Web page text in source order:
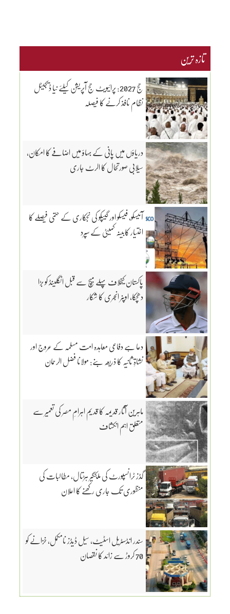
تازہ ترین
حج 2027: پرائیویٹ حج آپریشن کیلئے نیا ڈیجیٹل
نظام نافذ کرنے کا فیصلہ
دریاؤں میں پانی کے بہاؤ میں اضافے کا امکان،
سیلابی صورتحال کا الرٹ جاری
آئیسکو، فیسکو اور گیپکو کی نجکاری کے حتمی فیصلے کا
اختیار کابینہ کمیٹی کے سپرد
پاکستان کیخلاف پہلے میچ سے قبل انگلینڈ کو بڑا
دھچکا، اوپنر انجری کا شکار
دعا ہے دفاعی معاہدہ امت مسلمہ کے عروج اور
نشاۃِ ثانیہ کا ذریعہ بنے: مولانا فضل الرحمان
ماہرین آثار قدیمہ کا قدیم اہرامِ مصر کی تعمیر سے
متعلق اہم انکشاف
گڈز ٹرانسپورٹ کی ملکگیر ہڑتال، مطالبات کی
منظوری تک جاری رکھنے کا اعلان
سندر انڈسٹریل اسٹیٹ، سیل ڈیڈز نامکمل، خزانے کو
70 کروڑ سے زائد کا نقصان